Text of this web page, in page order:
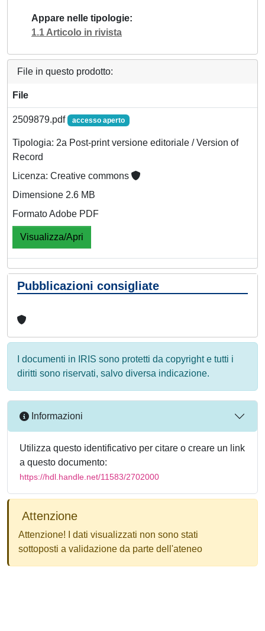
Appare nelle tipologie
1.1 Articolo in rivista
File in questo prodotto:
File
2509879.pdf accesso aperto
Tipologia: 2a Post-print versione editoriale / Version of
Record
Licenza: Creative commons
Dimensione 2.6 MB
Formato Adobe PDF
Visualizza/Apri
Pubblicazioni consigliate
I documenti in IRIS sono protetti da copyright e tutti i
diritti sono riservati, salvo diversa indicazione.
Informazioni
Utilizza questo identificativo per citare o creare un link
a questo documento:
https://hdl.handle.net/11583/2702000
Attenzione
Attenzione! I dati visualizzati non sono stati
sottoposti a validazione da parte dell'ateneo